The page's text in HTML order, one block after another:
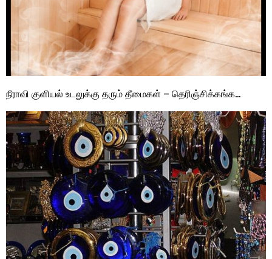
நீராவி குளியல் உடலுக்கு தரும் தீமைகள் – தெரிஞ்சிக்கங்க…